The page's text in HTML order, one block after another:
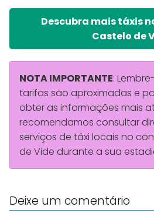
Descubra mais táxis
Castelo de
NOTA IMPORTANTE:
tarifas são aproximadas e
obter as informações mais
recomendamos consultar
serviços de táxi locais no
de Vide durante a sua
Deixe um comentário